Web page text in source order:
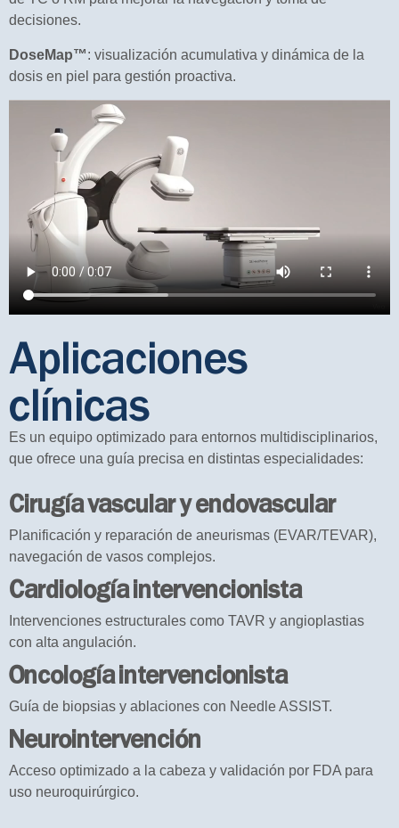
decisiones.
DoseMap™: visualización acumulativa y dinámica de la
dosis en piel para gestión proactiva.
Aplicaciones
clínicas
Es un equipo optimizado para entornos multidisciplinarios,
que ofrece una guía precisa en distintas especialidades:
Cirugía vascular y endovascular
Planificación y reparación de aneurismas (EVAR/TEVAR),
navegación de vasos complejos.
Cardiología intervencionista
Intervenciones estructurales como TAVR y angioplastias
con alta angulación.
Oncología intervencionista
Guía de biopsias y ablaciones con Needle ASSIST.
Neurointervención
Acceso optimizado a la cabeza y validación por FDA para
uso neuroquirúrgico.